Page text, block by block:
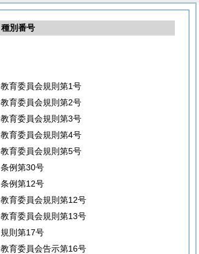
種別番号
教育委員会規則第1号
教育委員会規則第2号
教育委員会規則第3号
教育委員会規則第4号
教育委員会規則第5号
条例第30号
条例第12号
教育委員会規則第12号
教育委員会規則第13号
規則第17号
教育委員会告示第16号